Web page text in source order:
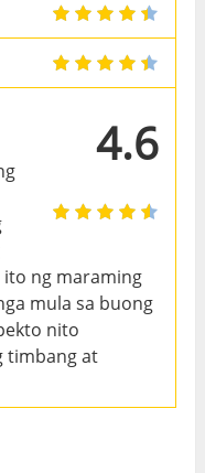
4.6
ito ng maraming
mula sa buong
nito
timbang at